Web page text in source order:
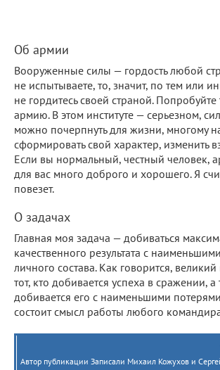
Об армии
Вооруженные силы — гордость любой
не испытываете, то, значит, по тем или
не гордитесь своей страной. Попробуйте
армию. В этом институте — серьезном,
можно почерпнуть для жизни, многому
сформировать свой характер, изменить
Если вы нормальный, честный человек,
для вас много доброго и хорошего. Я
повезет.
О задачах
Главная моя задача — добиваться
качественного результата с
личного состава. Как говорится,
тот, кто добивается успеха в сражении, а
добивается его с наименьшими
состоит смысл работы любого
Автор публикации Записали Михаил Кожухов и